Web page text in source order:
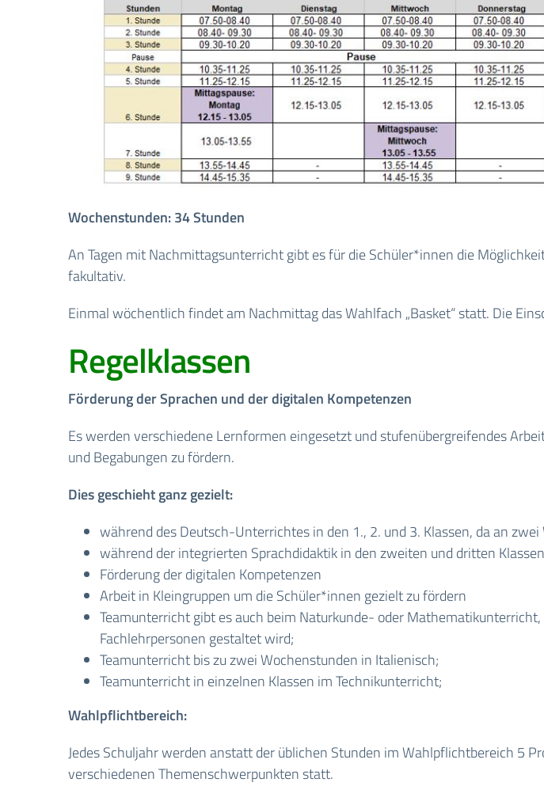
Wochenstunden: 34 Stunden
An Tagen mit Nachmittagsunterricht gibt es für die Schüler*innen die
fakultativ.
Einmal wöchentlich findet am Nachmittag das Wahlfach „Basket“ statt. Die
Regelklassen
Förderung der Sprachen und der digitalen Kompetenzen
Es werden verschiedene Lernformen eingesetzt und stufenübergreifendes
und Begabungen zu fördern.
Dies geschieht ganz gezielt:
während des Deutsch-Unterrichtes in den 1., 2. und 3. Klassen, da an
während der integrierten Sprachdidaktik in den zweiten und dritten
Förderung der digitalen Kompetenzen
Arbeit in Kleingruppen um die Schüler*innen gezielt zu fördern
Teamunterricht gibt es auch beim Naturkunde- oder
Fachlehrpersonen gestaltet wird;
Teamunterricht bis zu zwei Wochenstunden in Italienisch;
Teamunterricht in einzelnen Klassen im Technikunterricht;
Wahlpflichtbereich:
Jedes Schuljahr werden anstatt der üblichen Stunden im Wahlpflichtbereich 5
verschiedenen Themenschwerpunkten statt.